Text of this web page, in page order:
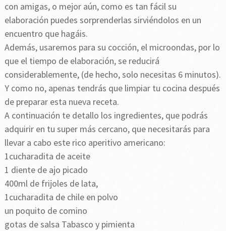
con amigas, o mejor aún, como es tan fácil su
elaboración puedes sorprenderlas sirviéndolos en un
encuentro que hagáis.
Además, usaremos para su cocción, el microondas, por lo
que el tiempo de elaboración, se reducirá
considerablemente, (de hecho, solo necesitas 6 minutos).
Y como no, apenas tendrás que limpiar tu cocina después
de preparar esta nueva receta.
A continuación te detallo los ingredientes, que podrás
adquirir en tu super más cercano, que necesitarás para
llevar a cabo este rico aperitivo americano:
1cucharadita de aceite
1 diente de ajo picado
400ml de frijoles de lata,
1cucharadita de chile en polvo
un poquito de comino
gotas de salsa Tabasco y pimienta